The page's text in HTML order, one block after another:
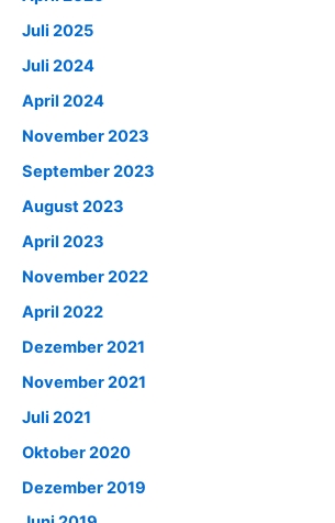
Juli 2025
Juli 2024
April 2024
November 2023
September 2023
August 2023
April 2023
November 2022
April 2022
Dezember 2021
November 2021
Juli 2021
Oktober 2020
Dezember 2019